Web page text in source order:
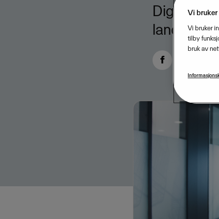
Digitale
landene.
Vi
Vi bruker
tilby
bruk av